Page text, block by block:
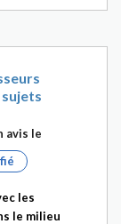
avis le
les
le milieu